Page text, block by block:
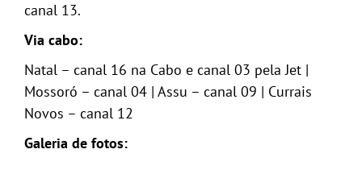
canal 13.
Via cabo:
Natal – canal 16 na Cabo e canal 03 pela Jet |
Mossoró – canal 04 | Assu – canal 09 | Currais
Novos – canal 12
Galeria de fotos: